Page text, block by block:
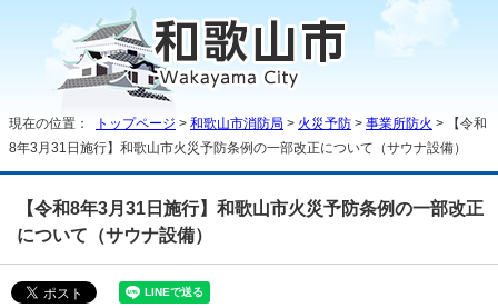
現在の位置： トップページ > 和歌山市消防局 > 火災予防 > 事業所防火 > 【令和
8年3月31日施行】和歌山市火災予防条例の一部改正について（サウナ設備）
【令和8年3月31日施行】和歌山市火災予防条例の一部改正
について（サウナ設備）